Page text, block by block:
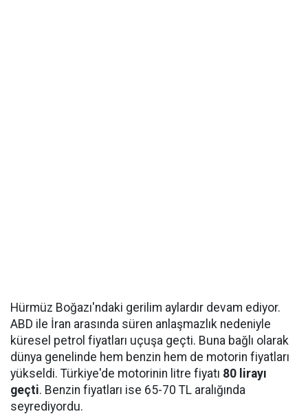
Hürmüz Boğazı'ndaki gerilim aylardır devam ediyor.
ABD ile İran arasında süren anlaşmazlık nedeniyle
küresel petrol fiyatları uçuşa geçti. Buna bağlı olarak
dünya genelinde hem benzin hem de motorin fiyatları
yükseldi. Türkiye'de motorinin litre fiyatı 80 lirayı
geçti. Benzin fiyatları ise 65-70 TL aralığında
seyrediyordu.